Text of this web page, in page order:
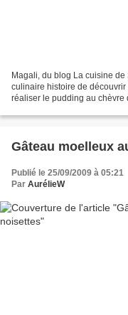
Magali, du blog La cuisine
culinaire histoire de
réaliser le pudding au chèvre
Gâteau moelleux
Publié le 25/09/2009 à 05:21
Par AurélieW